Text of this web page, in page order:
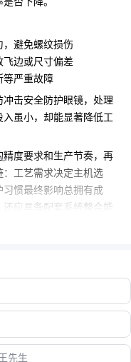
，避免螺纹损伤
飞边或尺寸偏差
等严重故障
冲击安全防护眼镜，处理
入虽小，却能显著降低工
度要求和生产节奏，再
工艺需求决定主机选
惯最终影响总拥有成
应具备配套系统整合能
